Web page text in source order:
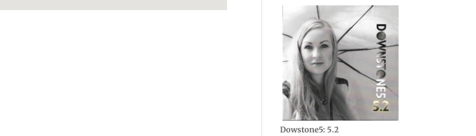
Dowstone5: 5.2